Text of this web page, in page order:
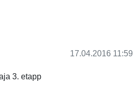
17.04.2016 11:59
3. etapp